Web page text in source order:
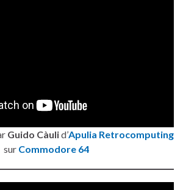
Guido Càulid’Apulia Retrocomputing
sur Commodore 64